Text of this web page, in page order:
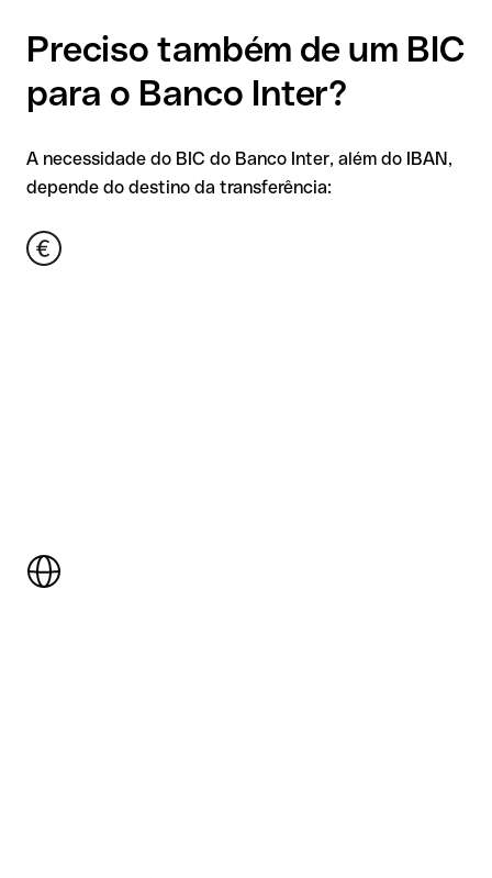
Preciso também de um BIC
para o Banco Inter?
A necessidade do BIC do Banco Inter, além do IBAN,
depende do destino da transferência: